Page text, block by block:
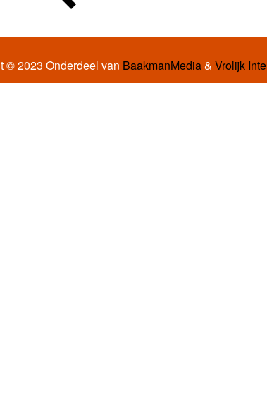
© 2023 Onderdeel van BaakmanMedia& Vrolijk